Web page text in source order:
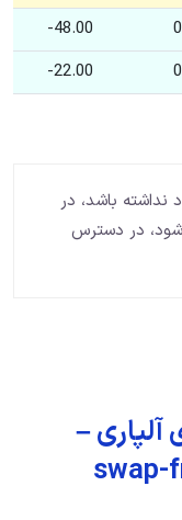
0
48.00-
0
22.00-
نداشته باشد، در
در دسترس
–
swap-